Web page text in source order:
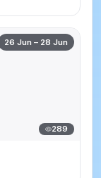
26 Jun – 28 Jun
289